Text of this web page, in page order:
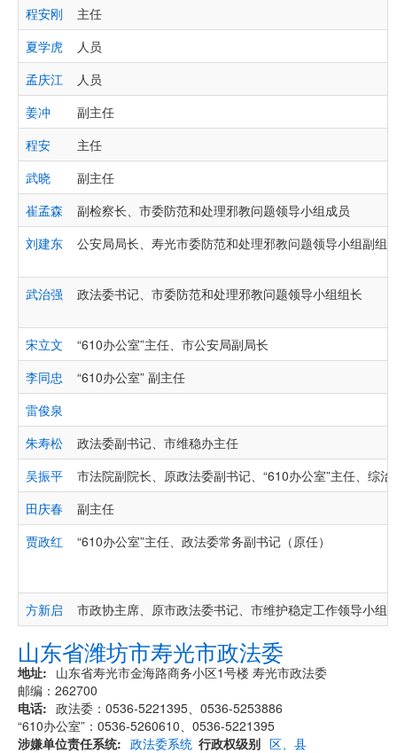
程安刚
主任
夏学虎
人员
孟庆江
人员
姜冲
副主任
程安
主任
武晓
副主任
崔孟森
副检察长、市委防范和处理邪教问题领导小组成员
刘建东
公安局局长、寿光市委防范和处理邪教问题领导小组副组
武治强 政法委书记、市委防范和处理邪教问题领导小组组长
宋立文
“610办公室”主任、市公安局副局长
李同忠
“610办公室” 副主任
雷俊泉
朱寿松
政法委副书记、市维稳办主任
吴振平
市法院副院长、原政法委副书记、“610办公室”主任、综治
田庆春
副主任
贾政红
“610办公室”主任、政法委常务副书记（原任）
方新启 市政协主席、原市政法委书记、市维护稳定工作领导小组
山东省潍坊市寿光市政法委
地址
山东省寿光市金海路商务小区1号楼 寿光市政法委
邮编：262700
电话
政法委：0536-5221395、0536-5253886
“610办公室”：0536-5260610、0536-5221395
涉嫌单位责任系统
政法委系统 行政权级别 区、县